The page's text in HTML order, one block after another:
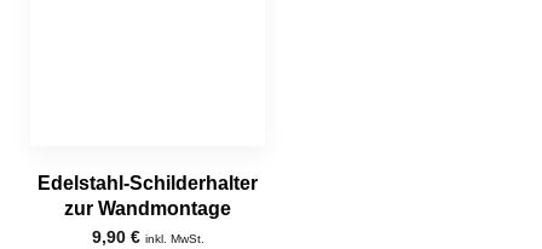
Edelstahl-Schilderhalter
zur Wandmontage
9,90 € inkl. MwSt.